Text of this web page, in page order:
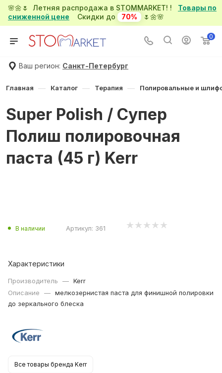
🌸🌼🌷 Летняя распродажа в STOMMARKET! ! Товары по
сниженной цене Скидки до 70% 🌷🌼🌸
0
Ваш регион: Санкт-Петербург
Главная — Каталог — Терапия — Полировальные и
Super Polish / Супер
Полиш полировочная
паста (45 г) Kerr
В наличии Артикул: 361
Характеристики
Производитель — Kerr
Описание
— мелкозернистая паста для финишной полировки
до зеркального блеска
Все товары бренда Kerr